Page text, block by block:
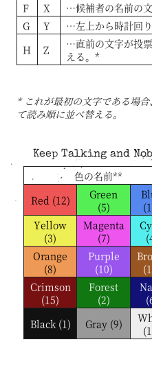
F
X
…候補者の名前の
G
Y
…左上から時計回り
H
Z
…直前の文字が投
える。*
* これが最初の文字である場
て読み順に並べ替える。
Keep Talking and
色の名前**
Red (12)
Green
(5)
Yellow
(3)
Magenta
(7)
Orange
(8)
Purple
(10)
Crimson
(15)
Forest
(2)
Black (1)
Gray (9)